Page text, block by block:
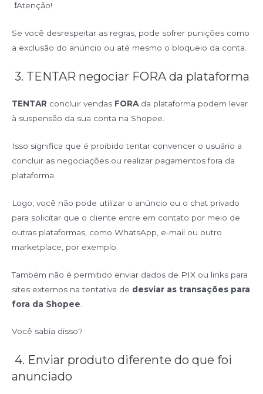
❗Atenção!
Se você desrespeitar as regras, pode sofrer punições como
a exclusão do anúncio ou até mesmo o bloqueio da conta.
3. TENTAR negociar FORA da plataforma
TENTAR concluir vendas FORA da plataforma podem levar
à suspensão da sua conta na Shopee.
Isso significa que é proibido tentar convencer o usuário a
concluir as negociações ou realizar pagamentos fora da
plataforma.
Logo, você não pode utilizar o anúncio ou o chat privado
para solicitar que o cliente entre em contato por meio de
outras plataformas, como WhatsApp, e-mail ou outro
marketplace, por exemplo.
Também não é permitido enviar dados de PIX ou links para
sites externos na tentativa de desviar as transações para
fora da Shopee
Você sabia disso?
4. Enviar produto diferente do que foi
anunciado